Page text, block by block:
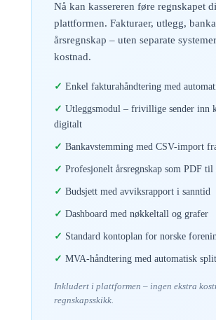
Nå kan kassereren føre regnskapet
plattformen. Fakturaer, utlegg,
årsregnskap – uten separate
kostnad.
Enkel fakturahåndtering med
Utleggsmodul – frivillige sender inn
digitalt
Bankavstemming med CSV-import
Profesjonelt årsregnskap som PDF til
Budsjett med avviksrapport i sanntid
Dashboard med nøkkeltall og grafer
Standard kontoplan for norske
MVA-håndtering med automatisk
Inkludert i plattformen – ingen ekstra
regnskapsskikk.